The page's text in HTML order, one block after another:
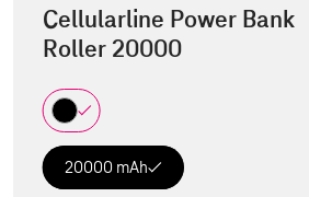
Cellularline Power Bank
Roller 20000
20000 mAh